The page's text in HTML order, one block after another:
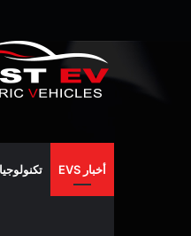
أخبار EVS تكنولوجيا EVS